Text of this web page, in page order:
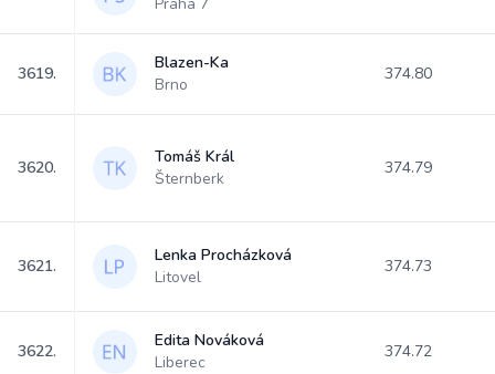
3619.
Blazen-Ka
Brno
374.80
3620.
Tomáš Král
Šternberk
374.79
3621.
Lenka Procházková
Litovel
374.73
3622.
Edita Nováková
Liberec
374.72